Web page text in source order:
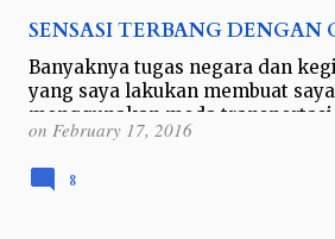
SENSASI TERBANG DENGAN
Banyaknya tugas negara dan
yang saya lakukan membuat
menggunakan moda transportasi
darat, laut hingga udara. Jika
on February 17, 2016
8